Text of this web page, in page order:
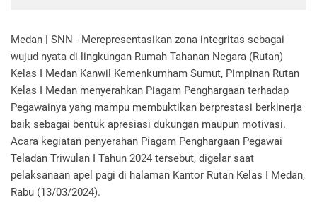
Medan | SNN - Merepresentasikan zona integritas sebagai
wujud nyata di lingkungan Rumah Tahanan Negara (Rutan)
Kelas I Medan Kanwil Kemenkumham Sumut, Pimpinan Rutan
Kelas I Medan menyerahkan Piagam Penghargaan terhadap
Pegawainya yang mampu membuktikan berprestasi berkinerja
baik sebagai bentuk apresiasi dukungan maupun motivasi.
Acara kegiatan penyerahan Piagam Penghargaan Pegawai
Teladan Triwulan I Tahun 2024 tersebut, digelar saat
pelaksanaan apel pagi di halaman Kantor Rutan Kelas I Medan,
Rabu (13/03/2024).